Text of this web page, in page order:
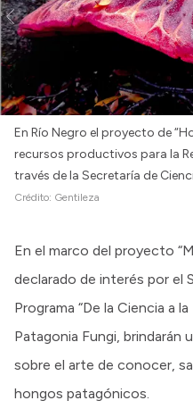
En Río Negro el proyecto de
recursos productivos para la
través de la Secretaría de
Crédito: Gentileza
En el marco del proyecto
declarado de interés por el
Programa “De la Ciencia a
Patagonia Fungi, brindarán
sobre el arte de conocer,
hongos patagónicos.